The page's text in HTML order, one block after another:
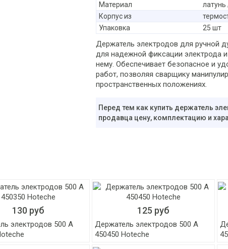
Материал
латунь
Корпус из
Упаковка
25 шт
Держатель электродов для ручной
для надежной фиксации электрода
нему. Обеспечивает безопасное и
работ, позволяя сварщику
пространственных положениях.
Перед тем как купить держатель
продавца цену, комплектацию и
130 руб
электродов 500 А
125 руб
Держатель электродов 500 А
450450 Hoteche